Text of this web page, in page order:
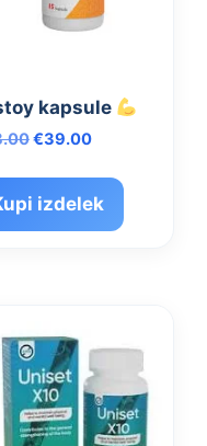
kapsule
Izvirna
je
bila:
€78.00.
€39.00Trenutna
je:
€39.00.
izdelek